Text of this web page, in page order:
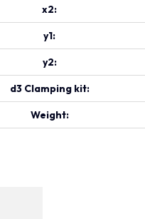
x2:
y1:
y2:
d3 Clamping kit:
Weight: